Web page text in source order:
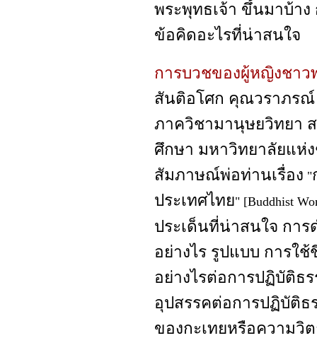
พระพุทธเจ้า ขึ้นมาบ้า
ข้อคิดอะไรที่น่าสนใจ
การบวชของผู้หญิงชาว
สันติอโศก คุณวราภร
ภาควิชามานุษยวิทยา
ศึกษา มหาวิทยาลัยแห่
สัมภาษณ์พ่อท่านเรื่อง "
ประเทศไทย" [Buddhist
ประเด็นที่น่าสนใจ กา
อย่างไร รูปแบบ การใ
อย่างไรต่อการปฏิบัติธ
อุปสรรคต่อการปฏิบัติธ
ของกะเทยหรือความวิ